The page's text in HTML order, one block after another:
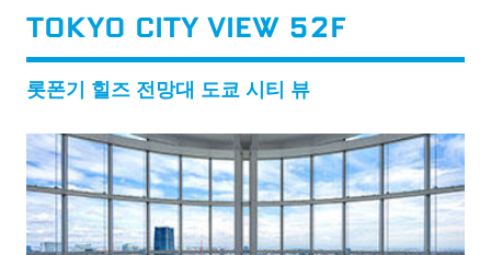
TOKYO CITY VIEW 52F
롯폰기 힐즈 전망대 도쿄 시티 뷰